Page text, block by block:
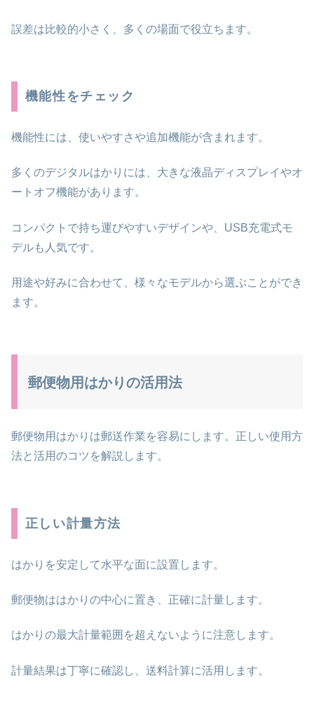
誤差は比較的小さく、多くの場面で役立ちます。
機能性をチェック
機能性には、使いやすさや追加機能が含まれます。
多くのデジタルはかりには、大きな液晶ディスプレイやオ
ートオフ機能があります。
コンパクトで持ち運びやすいデザインや、USB充電式モ
デルも人気です。
用途や好みに合わせて、様々なモデルから選ぶことができ
ます。
郵便物用はかりの活用法
郵便物用はかりは郵送作業を容易にします。正しい使用方
法と活用のコツを解説します。
正しい計量方法
はかりを安定して水平な面に設置します。
郵便物ははかりの中心に置き、正確に計量します。
はかりの最大計量範囲を超えないように注意します。
計量結果は丁寧に確認し、送料計算に活用します。